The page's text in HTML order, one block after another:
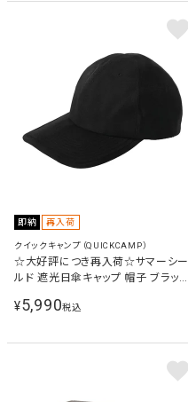
即納 再入荷
クイックキャンプ（QUICKCAMP）
☆大好評につき再入荷☆サマーシー
ルド 遮光日傘キャップ 帽子 ブラック
¥5,990税込